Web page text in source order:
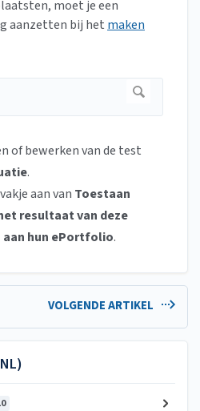
moet je een
aanzetten bij het maken
of bewerken van de test
.
aan van Toestaan
resultaat van deze
hun ePortfolio.
VOLGENDE ARTIKEL